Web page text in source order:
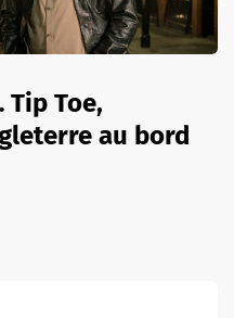
Toe,
au bord